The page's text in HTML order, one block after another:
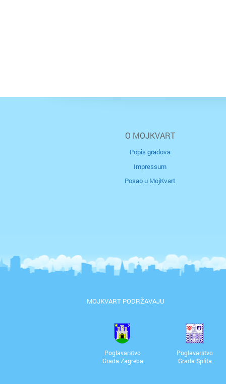
O MOJKVART
Popis gradova
Impressum
Posao u MojKvart
MOJKVART PODRŽAVAJU
Poglavarstvo
Grada Zagreba
Poglavarstvo
Grada Splita